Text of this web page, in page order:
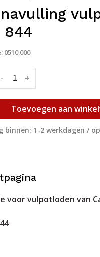
844
0510.000
+
-
Toevoegen aan
binnen: 1-2 werkdagen /
voor vulpotloden van